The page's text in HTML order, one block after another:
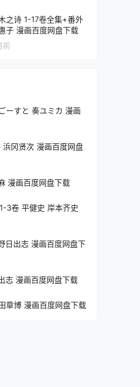
之诗 1-17卷全集+番外
子 漫画百度网盘下载
前
ーすと 奏ユミカ 漫画
冈贤次 漫画百度网盘
漫画百度网盘下载
3卷 平健史 岸本齐史
日出志 漫画百度网盘下
志 漫画百度网盘下载
章博 漫画百度网盘下载